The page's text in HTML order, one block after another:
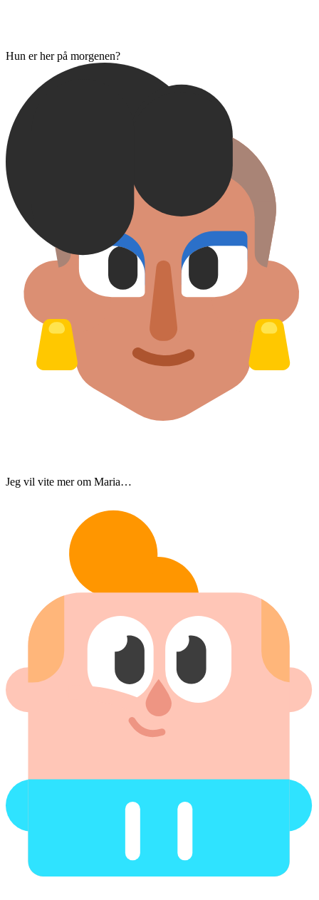
Hun er her på morgenen?
Jeg vil vite mer om Maria…